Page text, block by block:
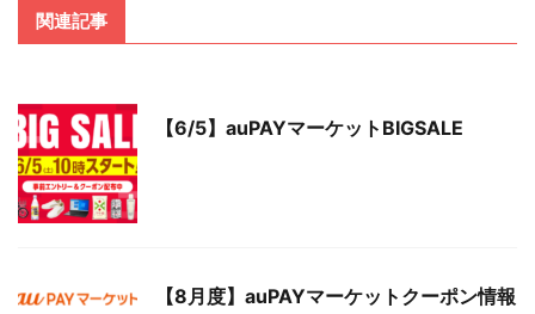
関連記事
【6/5】auPAYマーケットBIGSALE
【8月度】auPAYマーケットクーポン情報